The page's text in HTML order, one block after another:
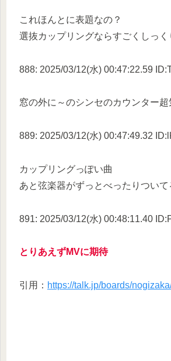
これほんとに表題なの？
選抜カップリングならすごくしっ
888: 2025/03/12(水) 00:47:22.59
窓の外に～のシンセのカウンター
889: 2025/03/12(水) 00:47:49.32
カップリングっぽい曲
あと弦楽器がずっとべったりついて
891: 2025/03/12(水) 00:48:11.40
とりあえずMVに期待
引用： https://talk.jp/boards/